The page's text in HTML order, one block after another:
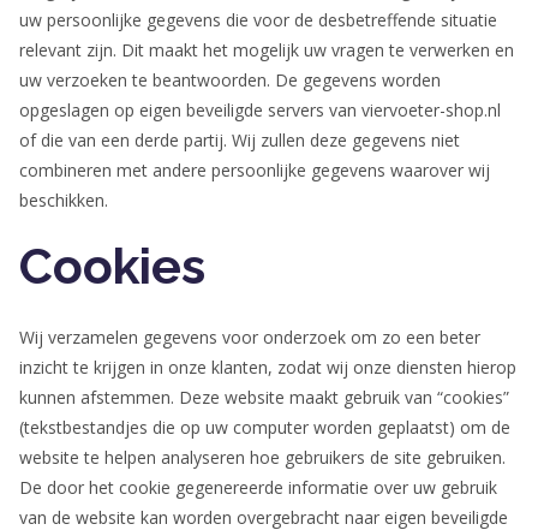
uw persoonlijke gegevens die voor de desbetreffende situatie
relevant zijn. Dit maakt het mogelijk uw vragen te verwerken en
uw verzoeken te beantwoorden. De gegevens worden
opgeslagen op eigen beveiligde servers van viervoeter-shop.nl
of die van een derde partij. Wij zullen deze gegevens niet
combineren met andere persoonlijke gegevens waarover wij
beschikken.
Cookies
Wij verzamelen gegevens voor onderzoek om zo een beter
inzicht te krijgen in onze klanten, zodat wij onze diensten hierop
kunnen afstemmen. Deze website maakt gebruik van “cookies”
(tekstbestandjes die op uw computer worden geplaatst) om de
website te helpen analyseren hoe gebruikers de site gebruiken.
De door het cookie gegenereerde informatie over uw gebruik
van de website kan worden overgebracht naar eigen beveiligde